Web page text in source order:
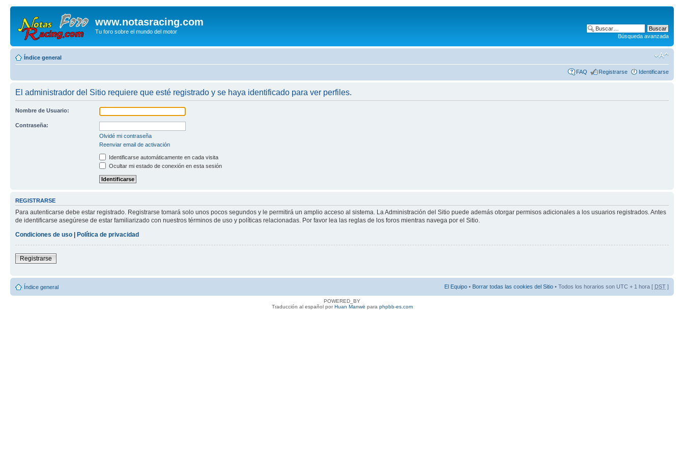
www.notasracing.com
Tu foro sobre el mundo del motor
Búsqueda avanzada
Índice general
FAQ Registrarse Identificarse
El administrador del Sitio requiere que esté registrado y se haya identificado para ver perfiles.
Nombre de Usuario:
Contraseña:
Olvidé mi contraseña
Reenviar email de activación
Identificarse automáticamente en cada visita
Ocultar mi estado de conexión en esta sesión
REGISTRARSE
Para autenticarse debe estar registrado. Registrarse tomará solo unos pocos segundos y le permitirá un amplio acceso al sistema. La Administración del Sitio puede además otorgar permisos adicionales a los usuarios registrados. Antes
de identificarse asegúrese de estar familiarizado con nuestros términos de uso y políticas relacionadas. Por favor lea las reglas de los foros mientras navega por el Sitio.
Condiciones de uso
Política de privacidad
Registrarse
Índice general El Equipo • Borrar todas las cookies del Sitio • Todos los horarios son UTC + 1 hora [ DST ]
POWERED_BY
Traducción al español porHuan Manwë para phpbb-es.com